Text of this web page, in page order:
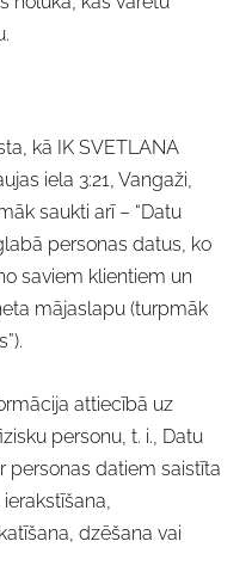
kā IK SVETLANA
iela 3:21, Vangaži,
saukti arī – “Datu
personas datus, ko
saviem klientiem un
mājaslapu (turpmāk
attiecībā uz
personu, t. i., Datu
personas datiem saistīta
dzēšana vai